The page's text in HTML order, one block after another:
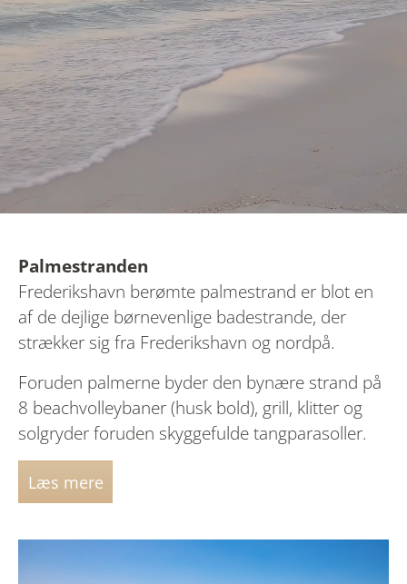
Palmestranden
Frederikshavn berømte palmestrand er blot en
af de dejlige børnevenlige badestrande, der
strækker sig fra Frederikshavn og nordpå.
Foruden palmerne byder den bynære strand på
8 beachvolleybaner (husk bold), grill, klitter og
solgryder foruden skyggefulde tangparasoller.
Læs mere